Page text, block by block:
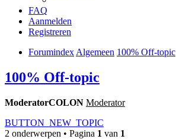
FAQ
Aanmelden
Registreren
Forumindex Algemeen 100% Off-topic
100% Off-topic
ModeratorCOLON Moderator
BUTTON_NEW_TOPIC
2 onderwerpen • Pagina 1 van 1